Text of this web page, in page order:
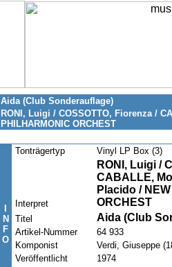
Aida (Club Sonderauflage)
RONI, Luigi / COSSOTTO, Fiorenza /
PHILHARMONIC ORCHEST
N
F
O
Tonträgertyp Vinyl LP Box (3)
Interpret
RONI, Luigi /
CABALLE,
Placido /
ORCHEST
Titel Aida (Club
Artikel-Nummer
64 933
Komponist
Verdi, Giuseppe
Veröffentlicht
1974